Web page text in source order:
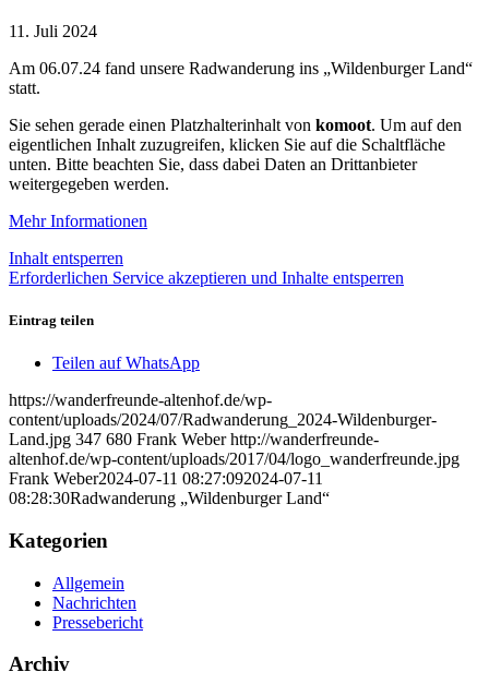
11. Juli 2024
Am 06.07.24 fand unsere Radwanderung ins „Wildenburger Land“
statt.
Sie sehen gerade einen Platzhalterinhalt von komoot. Um auf den
eigentlichen Inhalt zuzugreifen, klicken Sie auf die Schaltfläche
unten. Bitte beachten Sie, dass dabei Daten an Drittanbieter
weitergegeben werden.
Mehr Informationen
Inhalt entsperren
Erforderlichen Service akzeptieren und Inhalte entsperren
Eintrag teilen
Teilen auf WhatsApp
https://wanderfreunde-altenhof.de/wp-
content/uploads/2024/07/Radwanderung_2024-Wildenburger-
Land.jpg 347 680 Frank Weber http://wanderfreunde-
altenhof.de/wp-content/uploads/2017/04/logo_wanderfreunde.jpg
Frank Weber2024-07-11 08:27:092024-07-11
08:28:30Radwanderung „Wildenburger Land“
Kategorien
Allgemein
Nachrichten
Pressebericht
Archiv